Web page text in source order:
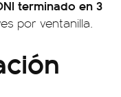
terminado en 3
por ventanilla.